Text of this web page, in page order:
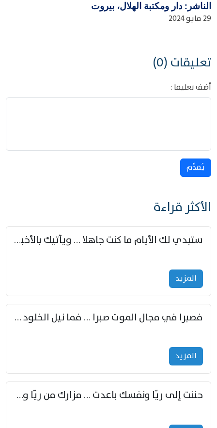
الناشر: دار ومكتبة الهلال، بيروت
29 مايو 2024
تعليقات (0)
أضف تعليقا :
يُقدِّم
الأكثر قراءة
ستبدي لك الأيام ما كنت جاهلا … ويأتيك بالأخبار من لم تزوّد
المزید
فصبرا في مجال الموت صبرا … فما نيل الخلود بمستطاع
المزید
حننت إلى ريّا ونفسك باعدت … مزارك من ريّا وشعباكما معا